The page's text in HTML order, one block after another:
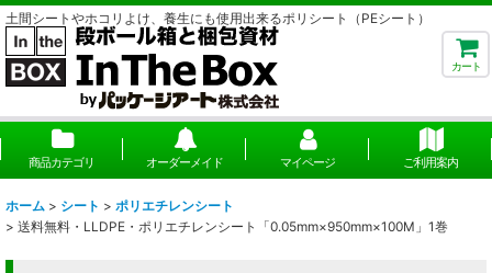
土間シートやホコリよけ、養生にも使用出来るポリシート（PEシート）
カート
商品カテゴリ オーダーメイド マイページ ご利用案内
ホーム > シート > ポリエチレンシート
> 送料無料・LLDPE・ポリエチレンシート「0.05mm×950mm×100M」1巻